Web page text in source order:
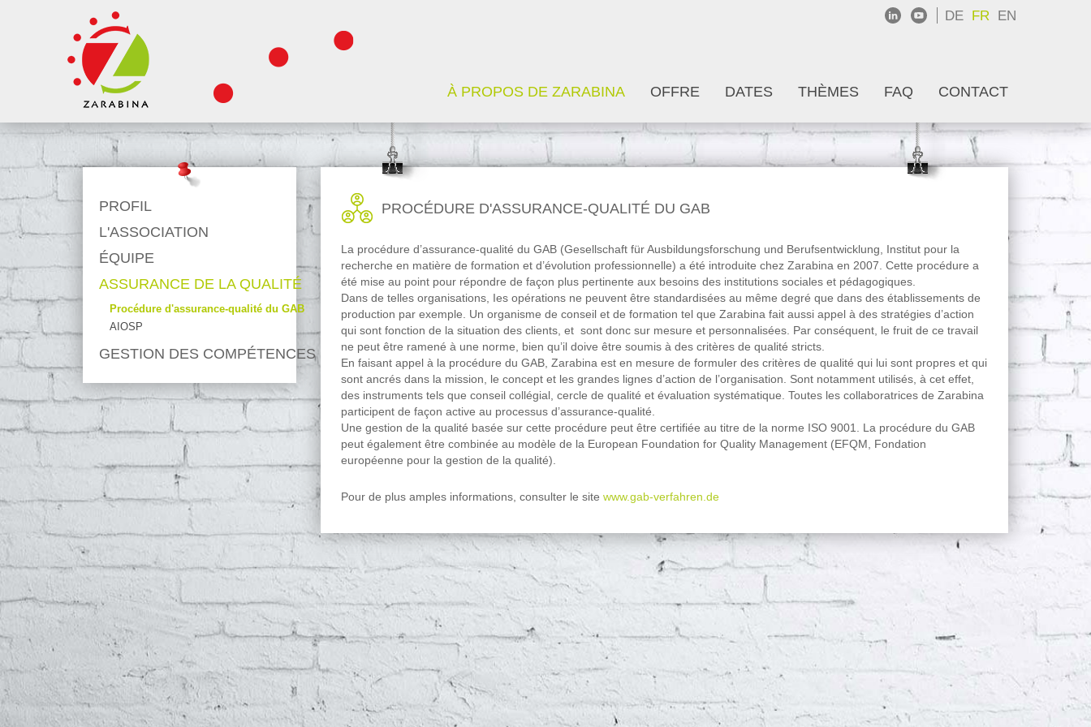
DE FR EN
À PROPOS DE ZARABINA OFFRE DATES THÈMES FAQ CONTACT
PROFIL
L'ASSOCIATION
ÉQUIPE
ASSURANCE DE LA QUALITÉ
Procédure d'assurance-qualité du GAB
AIOSP
GESTION DES COMPÉTENCES
PROCÉDURE D'ASSURANCE-QUALITÉ DU GAB
La procédure d’assurance-qualité du GAB (Gesellschaft für Ausbildungsforschung und Berufsentwicklung, Institut pour la
recherche en matière de formation et d’évolution professionnelle) a été introduite chez Zarabina en 2007. Cette procédure a
été mise au point pour répondre de façon plus pertinente aux besoins des institutions sociales et pédagogiques.
Dans de telles organisations, Ies opérations ne peuvent être standardisées au même degré que dans des établissements de
production par exemple. Un organisme de conseil et de formation tel que Zarabina fait aussi appel à des stratégies d’action
qui sont fonction de la situation des clients, et sont donc sur mesure et personnalisées. Par conséquent, le fruit de ce travail
ne peut être ramené à une norme, bien qu’il doive être soumis à des critères de qualité stricts.
En faisant appel à la procédure du GAB, Zarabina est en mesure de formuler des critères de qualité qui lui sont propres et qui
sont ancrés dans la mission, le concept et les grandes lignes d’action de l’organisation. Sont notamment utilisés, à cet effet,
des instruments tels que conseil collégial, cercle de qualité et évaluation systématique. Toutes les collaboratrices de Zarabina
participent de façon active au processus d’assurance-qualité.
Une gestion de la qualité basée sur cette procédure peut être certifiée au titre de la norme ISO 9001. La procédure du GAB
peut également être combinée au modèle de la European Foundation for Quality Management (EFQM, Fondation
européenne pour la gestion de la qualité).
Pour de plus amples informations, consulter le site www.gab-verfahren.de